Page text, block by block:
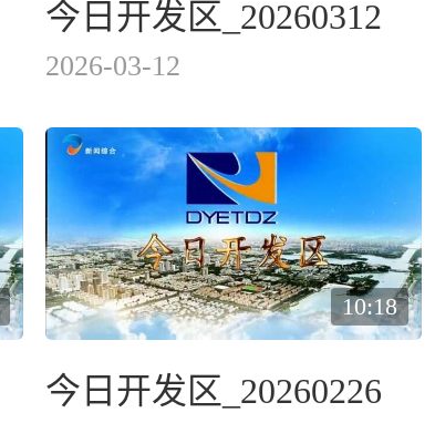
今日开发区_20260312
2026-03-12
10:18
今日开发区_20260226